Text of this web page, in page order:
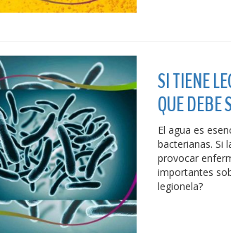
SI TIENE
QUE DEBE
El agua es
bacterianas. Si
provocar
importantes
legionela?